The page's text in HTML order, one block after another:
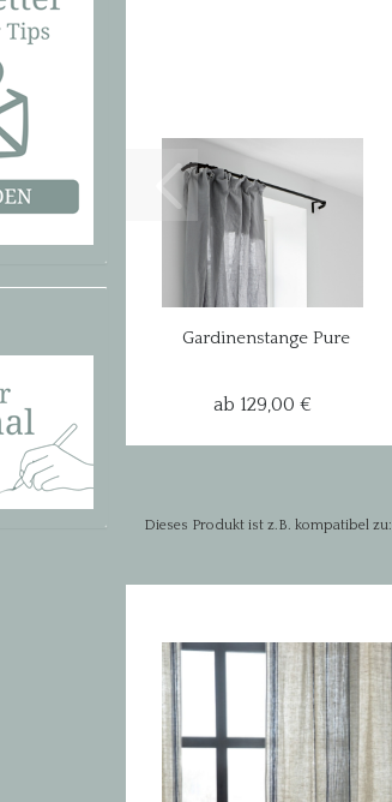
Gardinenstange Pure
ab 129,00 €
Dieses Produkt ist z.B. kompatibel zu: